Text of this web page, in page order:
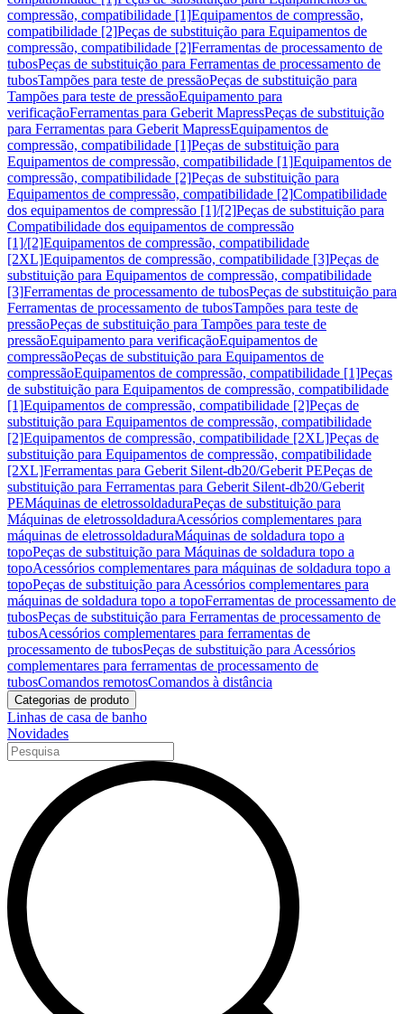
compressão, compatibilidade [1]Equipamentos de compressão,
compatibilidade [2]Peças de substituição para Equipamentos de
compressão, compatibilidade [2]Ferramentas de processamento de
tubosPeças de substituição para Ferramentas de processamento de
tubosTampões para teste de pressãoPeças de substituição para
Tampões para teste de pressãoEquipamento para
verificaçãoFerramentas para Geberit MapressPeças de substituição
para Ferramentas para Geberit MapressEquipamentos de
compressão, compatibilidade [1]Peças de substituição para
Equipamentos de compressão, compatibilidade [1]Equipamentos de
compressão, compatibilidade [2]Peças de substituição para
Equipamentos de compressão, compatibilidade [2]Compatibilidade
dos equipamentos de compressão [1]/[2]Peças de substituição para
Compatibilidade dos equipamentos de compressão
[1]/[2]Equipamentos de compressão, compatibilidade
[2XL]Equipamentos de compressão, compatibilidade [3]Peças de
substituição para Equipamentos de compressão, compatibilidade
[3]Ferramentas de processamento de tubosPeças de substituição para
Ferramentas de processamento de tubosTampões para teste de
pressãoPeças de substituição para Tampões para teste de
pressãoEquipamento para verificaçãoEquipamentos de
compressãoPeças de substituição para Equipamentos de
compressãoEquipamentos de compressão, compatibilidade [1]Peças
de substituição para Equipamentos de compressão, compatibilidade
[1]Equipamentos de compressão, compatibilidade [2]Peças de
substituição para Equipamentos de compressão, compatibilidade
[2]Equipamentos de compressão, compatibilidade [2XL]Peças de
substituição para Equipamentos de compressão, compatibilidade
[2XL]Ferramentas para Geberit Silent-db20/Geberit PEPeças de
substituição para Ferramentas para Geberit Silent-db20/Geberit
PEMáquinas de eletrossoldaduraPeças de substituição para
Máquinas de eletrossoldaduraAcessórios complementares para
máquinas de eletrossoldaduraMáquinas de soldadura topo a
topoPeças de substituição para Máquinas de soldadura topo a
topoAcessórios complementares para máquinas de soldadura topo a
topoPeças de substituição para Acessórios complementares para
máquinas de soldadura topo a topoFerramentas de processamento de
tubosPeças de substituição para Ferramentas de processamento de
tubosAcessórios complementares para ferramentas de
processamento de tubosPeças de substituição para Acessórios
complementares para ferramentas de processamento de
tubosComandos remotosComandos à distância
Categorias de produto
Linhas de casa de banho
Novidades